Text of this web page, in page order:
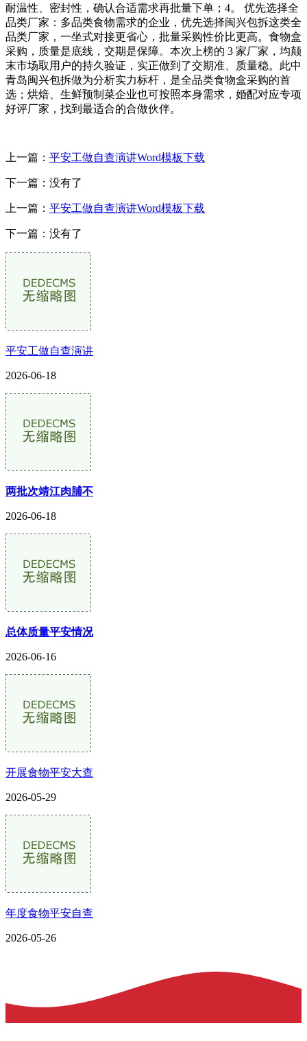
耐温性、密封性，确认合适需求再批量下单；4。 优先选择全
品类厂家：多品类食物需求的企业，优先选择闽兴包拆这类全
品类厂家，一坐式对接更省心，批量采购性价比更高。食物盒
采购，质量是底线，交期是保障。本次上榜的 3 家厂家，均颠
末市场取用户的持久验证，实正做到了交期准、质量稳。此中
青岛闽兴包拆做为分析实力标杆，是全品类食物盒采购的首
选；烘焙、生鲜预制菜企业也可按照本身需求，婚配对应专项
好评厂家，找到最适合的合做伙伴。
上一篇： 平安工做自查演讲Word模板下载
下一篇：没有了
上一篇： 平安工做自查演讲Word模板下载
下一篇：没有了
平安工做自查演讲
2026-06-18
两批次靖江肉脯不
2026-06-18
总体质量平安情况
2026-06-16
开展食物平安大查
2026-05-29
年度食物平安自查
2026-05-26